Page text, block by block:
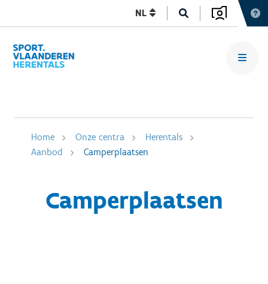
NL
Home Onze centra
Herentals
Aanbod
Camperplaatsen
Camperplaatsen